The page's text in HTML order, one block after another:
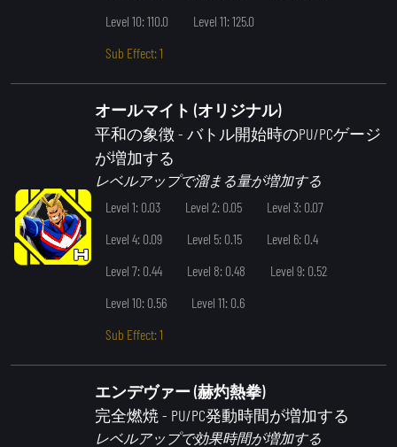
Level 10: 110.0
Level 11: 125.0
Sub Effect: 1
オールマイト (オリジナル)
平和の象徴 - バトル開始時のPU/PCゲージ
が増加する
レベルアップで溜まる量が増加する
Level 1: 0.03
Level 2: 0.05
Level 3: 0.07
Level 4: 0.09
Level 5: 0.15
Level 6: 0.4
Level 7: 0.44
Level 8: 0.48
Level 9: 0.52
Level 10: 0.56
Level 11: 0.6
Sub Effect: 1
エンデヴァー (赫灼熱拳)
完全燃焼 - PU/PC発動時間が増加する
レベルアップで効果時間が増加する